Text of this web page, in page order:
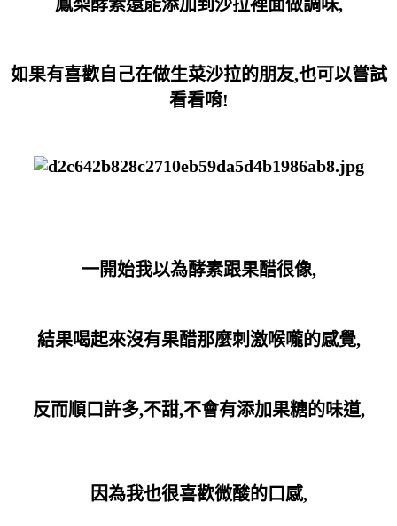
鳳梨酵素還能添加到沙拉裡面做調味,
如果有喜歡自己在做生菜沙拉的朋友,也可以嘗試
看看唷!
一開始我以為酵素跟果醋很像,
結果喝起來沒有果醋那麼刺激喉嚨的感覺,
反而順口許多,不甜,不會有添加果糖的味道,
因為我也很喜歡微酸的口感,